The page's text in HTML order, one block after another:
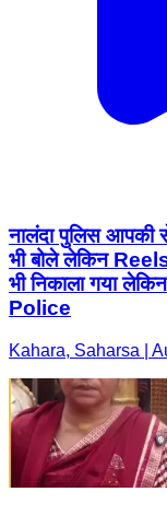
नालंदा पुलिस आपकी
भी बोले लेकिन Reels
भी निकाला गया
Police
Kahara, Saharsa |